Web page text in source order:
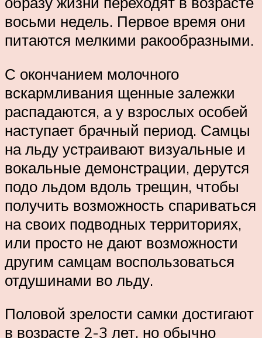
восьми недель. Первое время они
питаются мелкими ракообразными.
С окончанием молочного
вскармливания щенные залежки
распадаются, а у взрослых особей
наступает брачный период. Самцы
на льду устраивают визуальные и
вокальные демонстрации, дерутся
подо льдом вдоль трещин, чтобы
получить возможность спариваться
на своих подводных территориях,
или просто не дают возможности
другим самцам воспользоваться
отдушинами во льду.
Половой зрелости самки достигают
в возрасте 2-3 лет, но обычно